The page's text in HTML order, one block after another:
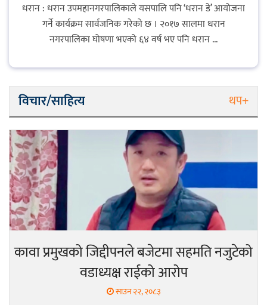
स्वपहिचानविहीन राई बन्ने कि
स्वपहिचानसहित 'राउटे !'
नेपाली काँग्रेस सभापति गगन थापालाई
एकताबद्ध सिङ्गो काँग्रेस निर्माण गर्न
सुनसरीका कार्यकर्ताको आग्रह
मेजर श्रवणकुमार लिम्बू स्मृति
बास्केटबलको उपाधि
प्रभातलाई,पाराडाइज उपविजेतामा
सीमित
हर्क साम्पाङको क्युआरटी विघटन गर्ने
निर्णय विरुद्ध ३४ सदस्यको संयुक्त
विज्ञप्ती
धरान : धरान उपमहानगरपालिकाले यसपालि पनि ‘धरान डे’ आयोजना
गर्ने कार्यक्रम सार्वजनिक गरेको छ । २०१७ सालमा धरान
नगरपालिका घोषणा भएको ६४ वर्ष भए पनि धरान ...
विचार/साहित्य थप+
कावा प्रमुखको जिद्दीपनले बजेटमा सहमति नजुटेको
वडाध्यक्ष राईको आरोप
साउन २२, २०८३